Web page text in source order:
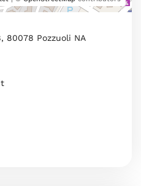
80078 Pozzuoli NA